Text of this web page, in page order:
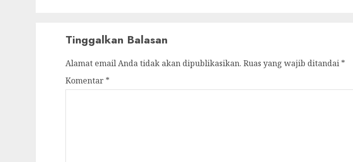
Tinggalkan Balasan
Alamat email Anda tidak akan dipublikasikan. Ruas yang wajib ditandai *
Komentar *